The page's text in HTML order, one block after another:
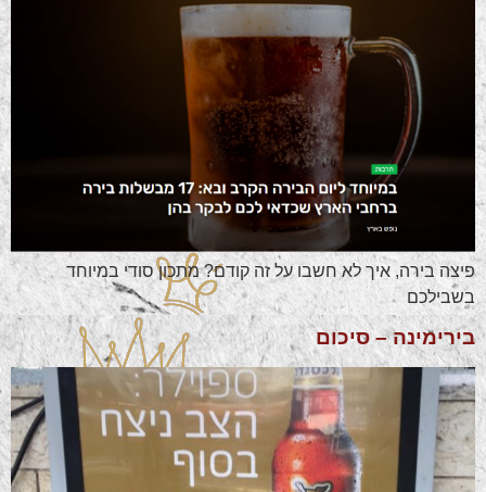
פיצה בירה, איך לא חשבו על זה קודם? מתכון סודי במיוחד
בשבילכם
בירימינה – סיכום